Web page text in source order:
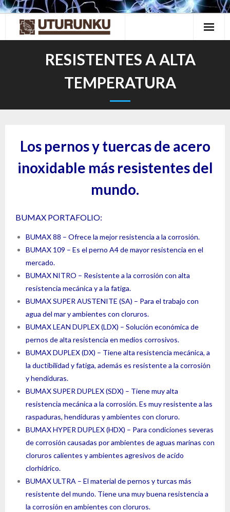
RESISTENTES A ALTA
TEMPERATURA
Los pernos y tuercas de acero
inoxidable más resistentes del
mundo.
BUMAX PORTAFOLIO:
BUMAX 88 – Ofrece la mejor resistencia a la corrosión.
BUMAX 109 – Es el perno A4 de mayor resistencia en el
mercado.
BUMAX NITRO – Resistente a la corrosión con alta
resistencia mecánica y a la fatiga.
BUMAX SUPER AUSTENITE (SA) – Para el trabajo con
agua del mar y ambientes con cloruros.
BUMAX LEAN DUPLEX (LDX) – Solución económica de
pernos de alta resistencia en medios corrosivos.
BUMAX DUPLEX (DX) – Tiene alta resistencia mecánica, a
la ductibilidad y fatiga, además es resistente a la corrosión
y hendiduras.
BUMAX SUPER DUPLEX (SDX) – Tiene muy alta
resistencia mecánica a la corrosión. Es muy resistente a las
raspaduras, hendiduras y ambientes con cloruro.
BUMAX HYPER DUPLEX (HDX) – Para condiciones severas
de corrosión causadas por ambientes de aguas marinas con
cloruros calientes y ambientes agresivos de acido
clorhídrico.
BUMAX ULTRA – El material de pernos y turcas más
resistente del mundo. Tiene una muy buena resistencia a
la corrosión en ambientes con cloruros.